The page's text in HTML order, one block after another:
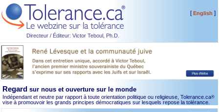
Directeur / Éditeur: Victor Teboul, Ph.D.
[English ]
Regard sur nous et ouverture sur le monde
Indépendant et neutre par rapport à toute orientation politique ou religieuse, Tolerance.ca®
vise à promouvoir les grands principes démocratiques sur lesquels repose la tolérance.